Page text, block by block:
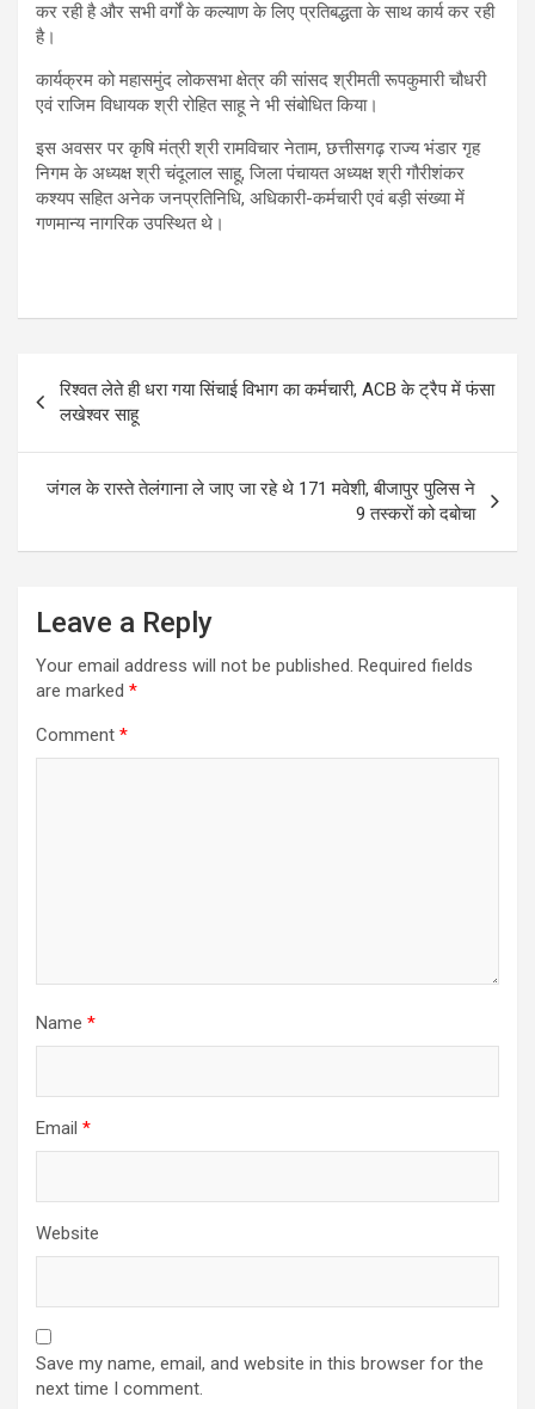
कर रही है और सभी वर्गों के कल्याण के लिए प्रतिबद्धता के साथ कार्य कर रही
है।
कार्यक्रम को महासमुंद लोकसभा क्षेत्र की सांसद श्रीमती रूपकुमारी चौधरी
एवं राजिम विधायक श्री रोहित साहू ने भी संबोधित किया।
इस अवसर पर कृषि मंत्री श्री रामविचार नेताम, छत्तीसगढ़ राज्य भंडार गृह
निगम के अध्यक्ष श्री चंदूलाल साहू, जिला पंचायत अध्यक्ष श्री गौरीशंकर
कश्यप सहित अनेक जनप्रतिनिधि, अधिकारी-कर्मचारी एवं बड़ी संख्या में
गणमान्य नागरिक उपस्थित थे।
Post
navigation
रिश्वत लेते ही धरा गया सिंचाई विभाग का कर्मचारी, ACB के ट्रैप में फंसा
लखेश्वर साहू
जंगल के रास्ते तेलंगाना ले जाए जा रहे थे 171 मवेशी, बीजापुर पुलिस ने
9 तस्करों को दबोचा
Leave a Reply
Your email address will not be published. Required fields
are marked *
Comment *
Name *
Email *
Website
Save my name, email, and website in this browser for the
next time I comment.